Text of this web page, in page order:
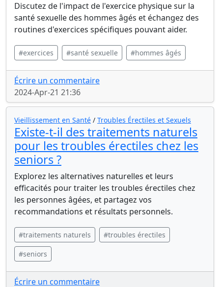
Discutez de l'impact de l'exercice physique sur la
santé sexuelle des hommes âgés et échangez des
routines d'exercices spécifiques pouvant aider.
#exercices #santé sexuelle #hommes âgés
Écrire un commentaire
2024-Apr-21 21:36
Vieillissement en Santé / Troubles Érectiles et Sexuels
Existe-t-il des traitements naturels
pour les troubles érectiles chez les
seniors ?
Explorez les alternatives naturelles et leurs
efficacités pour traiter les troubles érectiles chez
les personnes âgées, et partagez vos
recommandations et résultats personnels.
#traitements naturels #troubles érectiles
#seniors
Écrire un commentaire